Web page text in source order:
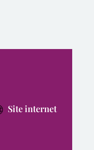
Site internet